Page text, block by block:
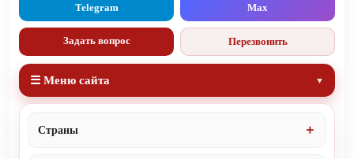
Telegram Max
Задать вопрос Перезвонить
☰ Меню сайта
Страны